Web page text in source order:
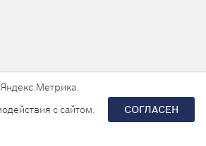
сайта — «Askaron Systems»
с сайтом.
СОГЛАСЕН